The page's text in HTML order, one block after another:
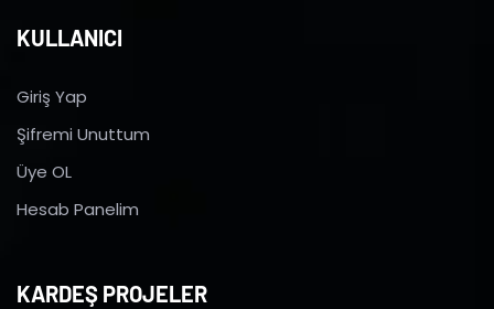
KULLANICI
Giriş Yap
Şifremi Unuttum
Üye OL
Hesab Panelim
KARDEŞ PROJELER